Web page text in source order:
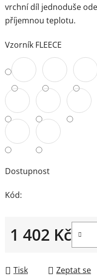
vrchní díl jednoduše
příjemnou teplotu.
Vzorník FLEECE
Dostupnost
Kód:
1 402 Kč
Tisk Zeptat se